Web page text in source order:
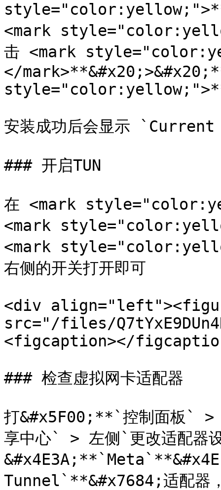
style="color:yellow;">**
<mark
击 <mark
</
安装成功后会显示
### 开启TUN
在 <mark
<mark
<mark
右侧的开关打开即可
<div
src="/files/
<figcaption></
### 检查虚拟网卡适配器
打&#x5F00;**`控制面板`
享中心` > 左侧`更改适配器
Tunnel`**&#x7684;适配器，